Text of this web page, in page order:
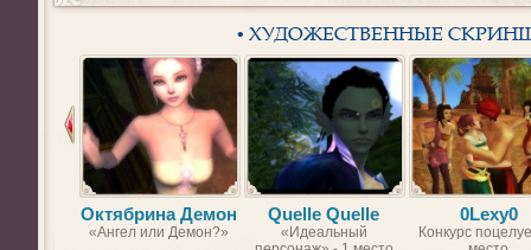
• ХУДОЖЕСТВЕННЫЕ
Октябрина Демон
«Ангел или Демон?»
Quelle Quelle
«Идеальный
0Lexy0
Конкурс